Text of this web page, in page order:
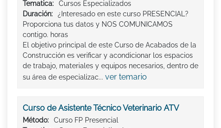
Tematica:
Cursos Especializados
Duración:
¿Interesado en este curso PRESENCIAL?
Proporciona tus datos y NOS COMUNICAMOS
contigo. horas
El objetivo principal de este Curso de Acabados de la
Construcción es verificar y acondicionar los espacios
de trabajo, materiales y equipos necesarios, dentro de
su área de especializac... ver temario
Curso de Asistente Técnico Veterinario ATV
Método:
Curso FP Presencial